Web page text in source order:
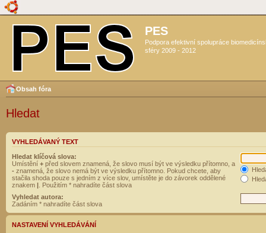
PES
Podpora efektivní spolupráce
sféry 2009 - 2012
Obsah fóra
Hledat
VYHLEDÁVANÝ TEXT
Hledat klíčová slova:
Umístění + před slovem znamená, že slovo musí být ve výsledku přítomno, a
- znamená, že slovo nemá být ve výsledku přítomno. Pokud chcete, aby
stačila shoda pouze s jedním z více slov, umístěte je do závorek oddělené
znakem | . Použitím * nahradíte část slova
Vyhledat autora:
Zadáním * nahradíte část slova
NASTAVENÍ VYHLEDÁVÁNÍ